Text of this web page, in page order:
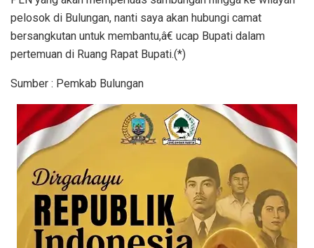
pelosok di Bulungan, nanti saya akan hubungi camat
bersangkutan untuk membantu,â€ ucap Bupati dalam
pertemuan di Ruang Rapat Bupati.(*)
Sumber : Pemkab Bulungan